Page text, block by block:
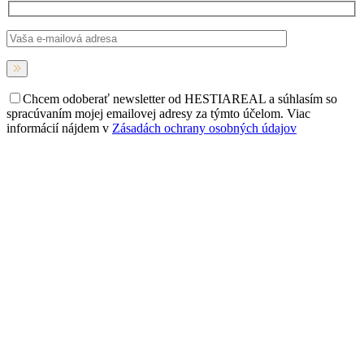
Chcem odoberať newsletter od HESTIAREAL a súhlasím so
spracúvaním mojej emailovej adresy za týmto účelom. Viac
informácií nájdem v Zásadách ochrany osobných údajov